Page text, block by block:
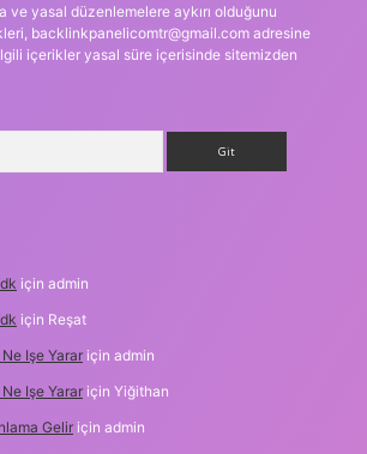
ve yasal düzenlemelere aykırı olduğunu
backlinkpanelicomtr@gmail.com adresine
içerikler yasal süre içerisinde sitemizden
için admin
için Reşat
Işe Yarar için admin
Işe Yarar için Yiğithan
Gelir için admin